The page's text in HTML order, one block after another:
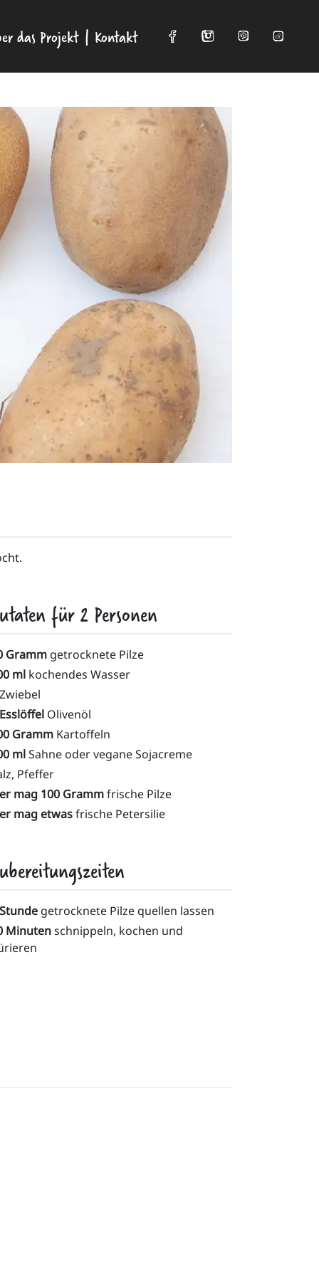
das Projekt Kontakt
für2 Personen
Gramm getrocknete Pilze
ml kochendes Wasser
Zwiebel
Olivenöl
Gramm Kartoffeln
mlSahne oder vegane Sojacreme
Pfeffer
mag 100 Grammfrische Pilze
mag etwasfrische Petersilie
getrocknete Pilze quellen lassen
Minutenschnippeln, kochen und